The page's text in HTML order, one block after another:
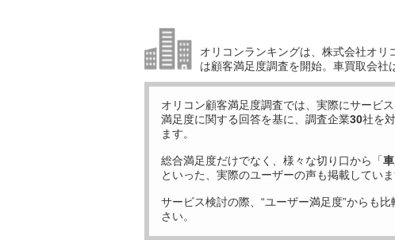
オリコンランキングは、株式会社オ
は顧客満足度調査を開始。車買取会社
オリコン顧客満足度調査では、実際にサービ
満足度に関する回答を基に、調査企業30社を
ます。
総合満足度だけでなく、様々な切り口から「
といった、実際のユーザーの声も掲載していま
サービス検討の際、“ユーザー満足度”からも比
さい。